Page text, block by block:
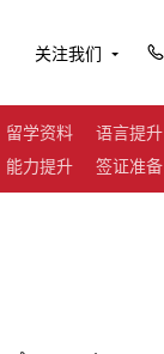
关注我们
留学资料
语言提升
能力提升
签证准备